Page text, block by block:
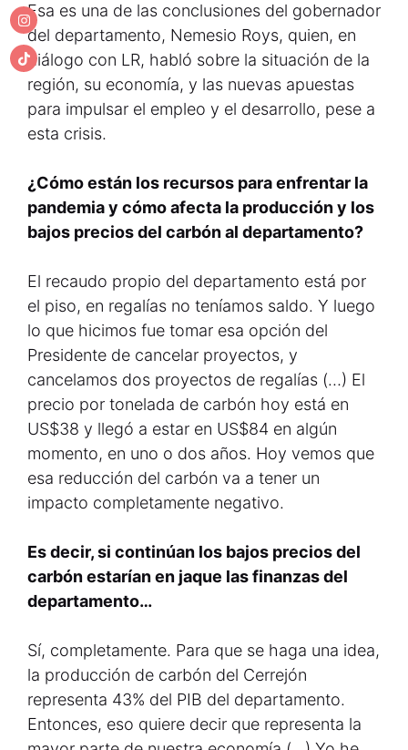
Esa es una de las conclusiones del gobernador
del departamento, Nemesio Roys, quien, en
diálogo con LR, habló sobre la situación de la
región, su economía, y las nuevas apuestas
para impulsar el empleo y el desarrollo, pese a
esta crisis.
¿Cómo están los recursos para enfrentar la
pandemia y cómo afecta la producción y los
bajos precios del carbón al departamento?
El recaudo propio del departamento está por
el piso, en regalías no teníamos saldo. Y luego
lo que hicimos fue tomar esa opción del
Presidente de cancelar proyectos, y
cancelamos dos proyectos de regalías (…) El
precio por tonelada de carbón hoy está en
US$38 y llegó a estar en US$84 en algún
momento, en uno o dos años. Hoy vemos que
esa reducción del carbón va a tener un
impacto completamente negativo.
Es decir, si continúan los bajos precios del
carbón estarían en jaque las finanzas del
departamento…
Sí, completamente. Para que se haga una idea,
la producción de carbón del Cerrejón
representa 43% del PIB del departamento.
Entonces, eso quiere decir que representa la